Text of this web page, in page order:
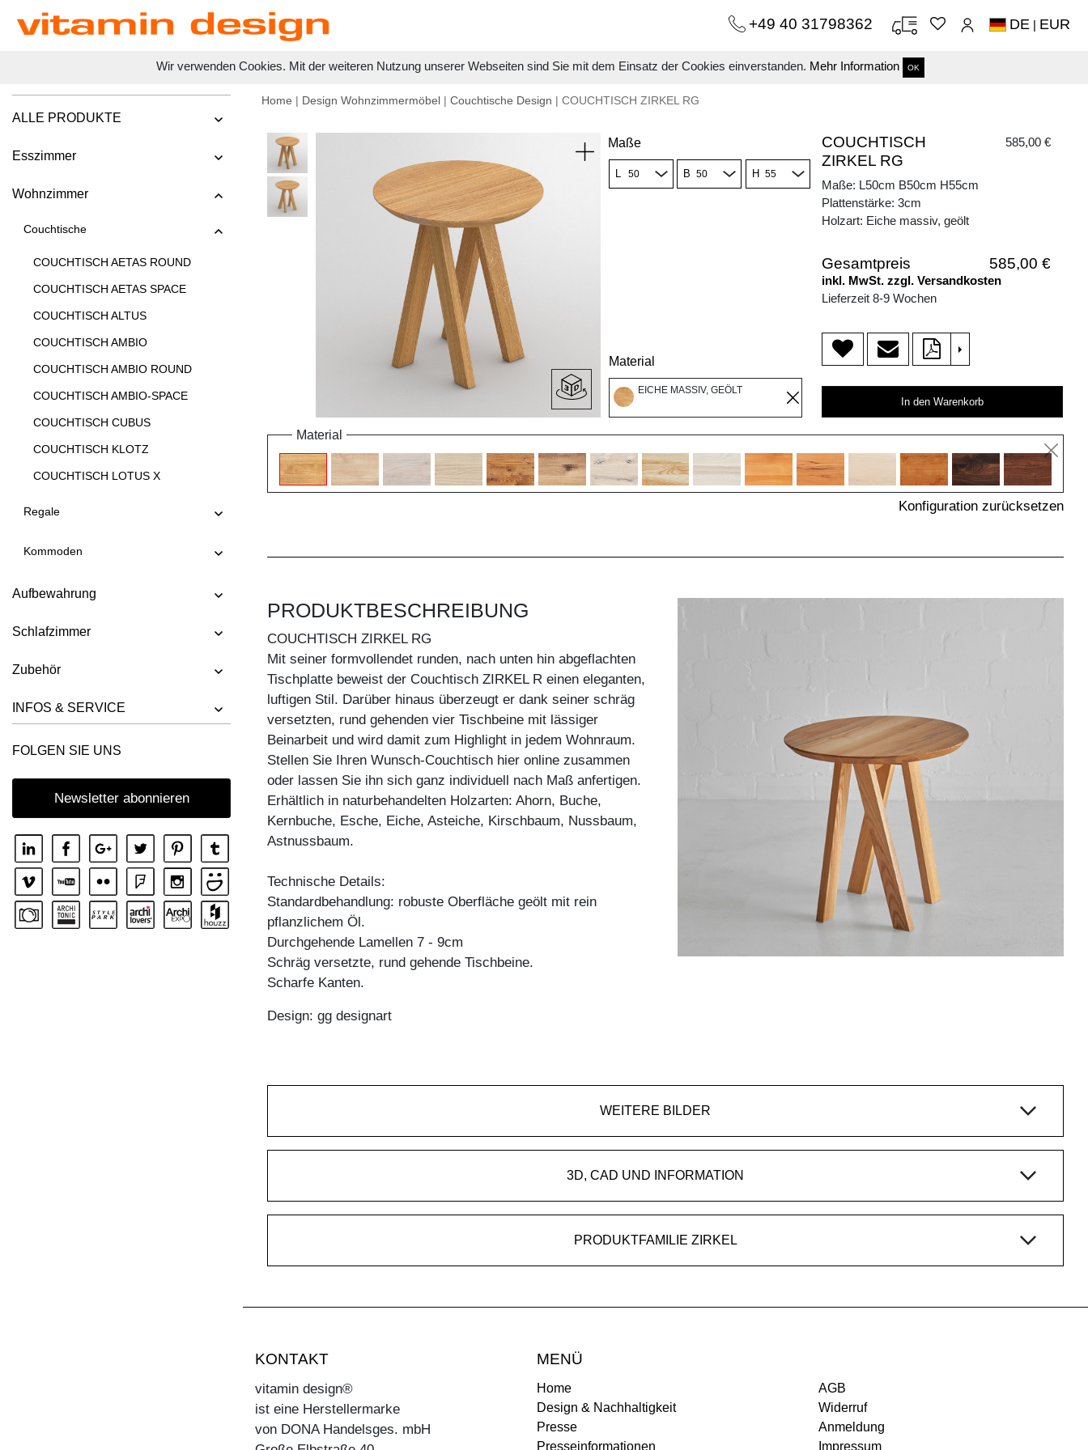
Wir verwenden Cookies. Mit der weiteren Nutzung unserer Webseiten sind Sie mit dem Einsatz der Cookies einverstanden. Mehr Information OK
+49 40 31798362 DE | EUR
ALLE PRODUKTE
Esszimmer
Wohnzimmer
Couchtische
COUCHTISCH AETAS ROUND
COUCHTISCH AETAS SPACE
COUCHTISCH ALTUS
COUCHTISCH AMBIO
COUCHTISCH AMBIO ROUND
COUCHTISCH AMBIO-SPACE
COUCHTISCH CUBUS
COUCHTISCH KLOTZ
COUCHTISCH LOTUS X
COUCHTISCH MENA A
COUCHTISCH MENA G 3
COUCHTISCH MENA G 4
COUCHTISCH MENA M
COUCHTISCH MENA T
COUCHTISCH RHOMBI ROUND
COUCHTISCH SENA SERVIER
COUCHTISCH TAURUS 3
COUCHTISCH ZIRKEL A
COUCHTISCH ZIRKEL QG
Regale
Kommoden
Aufbewahrung
Schlafzimmer
Zubehör
INFOS & SERVICE
FOLGEN SIE UNS
Newsletter abonnieren
Home | Design Wohnzimmermöbel | Couchtische Design | COUCHTISCH ZIRKEL RG
Maße
L B H
Material
EICHE MASSIV, GEÖLT
COUCHTISCH
ZIRKEL RG
585,00 €
Maße: L50cm B50cm H55cm
Plattenstärke: 3cm
Holzart: Eiche massiv, geölt
Gesamtpreis 585,00 €
inkl. MwSt. zzgl. Versandkosten
Lieferzeit 8-9 Wochen
>
In den Warenkorb
Material
Konfiguration zurücksetzen
PRODUKTBESCHREIBUNG
COUCHTISCH ZIRKEL RG
Mit seiner formvollendet runden, nach unten hin abgeflachten
Tischplatte beweist der Couchtisch ZIRKEL R einen eleganten,
luftigen Stil. Darüber hinaus überzeugt er dank seiner schräg
versetzten, rund gehenden vier Tischbeine mit lässiger
Beinarbeit und wird damit zum Highlight in jedem Wohnraum.
Stellen Sie Ihren Wunsch-Couchtisch hier online zusammen
oder lassen Sie ihn sich ganz individuell nach Maß anfertigen.
Erhältlich in naturbehandelten Holzarten: Ahorn, Buche,
Kernbuche, Esche, Eiche, Asteiche, Kirschbaum, Nussbaum,
Astnussbaum.
Technische Details:
Standardbehandlung: robuste Oberfläche geölt mit rein
pflanzlichem Öl.
Durchgehende Lamellen 7 - 9cm
Schräg versetzte, rund gehende Tischbeine.
Scharfe Kanten.
Design: gg designart
WEITERE BILDER
3D, CAD UND INFORMATION
PRODUKTFAMILIE ZIRKEL
KONTAKT
vitamin design®
ist eine Herstellermarke
von DONA Handelsges. mbH
MENÜ
Home
Design & Nachhaltigkeit
Presse
Presseinformationen
AGB
Widerruf
Anmeldung
Impressum